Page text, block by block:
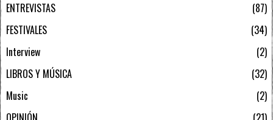
ENTREVISTAS
87
FESTIVALES
34
Interview
2
LIBROS Y MÚSICA
32
Music
2